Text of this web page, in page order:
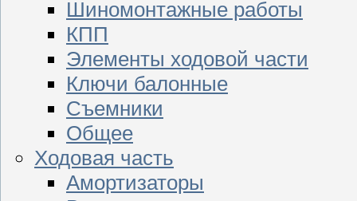
Шиномонтажные работы
КПП
Элементы ходовой части
Ключи балонные
Съемники
Общее
Ходовая часть
Амортизаторы